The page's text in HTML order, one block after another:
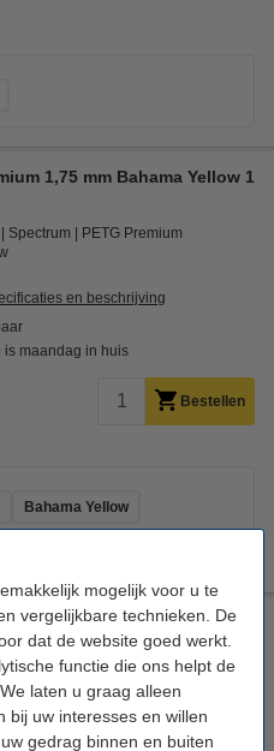
mogelijk voor u te
vergelijkbare technieken. De
dat de website goed werkt.
functie die ons helpt de
laten u graag alleen
bij uw interesses en willen
gedrag binnen en buiten
1,75 mm Bahama Yellow 1
Spectrum
PETG Premium
en beschrijving
is maandag in huis
Bestellen
Bahama Yellow
1,75 mm Glassy 1 kg
Spectrum PETG Premium Glassy
en beschrijving